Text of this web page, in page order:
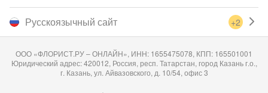
Русскоязычный сайт +2
ООО «ФЛОРИСТ.РУ – ОНЛАЙН», ИНН: 1655475078, КПП: 165501001
Юридический адрес: 420012, Россия, респ. Татарстан, город Казань г.о.,
г. Казань, ул. Айвазовского, д. 10/54, офис 3